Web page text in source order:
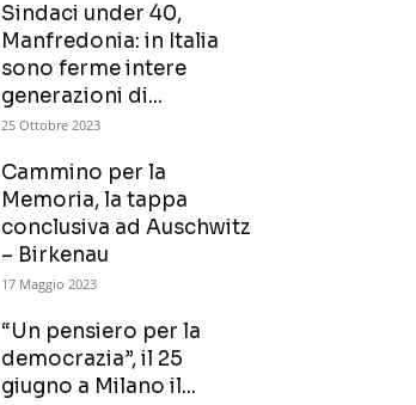
Sindaci under 40,
Manfredonia: in Italia
sono ferme intere
generazioni di...
25 Ottobre 2023
Cammino per la
Memoria, la tappa
conclusiva ad Auschwitz
– Birkenau
17 Maggio 2023
“Un pensiero per la
democrazia”, il 25
giugno a Milano il...